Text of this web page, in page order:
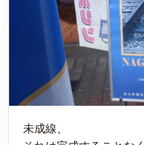
未成線、